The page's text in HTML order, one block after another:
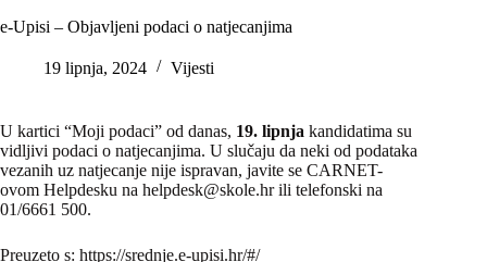
e-Upisi – Objavljeni podaci o natjecanjima
19 lipnja, 2024 Vijesti
U kartici “Moji podaci” od danas, 19. lipnja kandidatima su
vidljivi podaci o natjecanjima. U slučaju da neki od podataka
vezanih uz natjecanje nije ispravan, javite se CARNET-
ovom Helpdesku na helpdesk@skole.hr ili telefonski na
01/6661 500.
Preuzeto s: https://srednje.e-upisi.hr/#/